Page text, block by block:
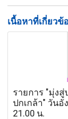
เนื้อหาที่เกี่ยวข้
รายการ "มุ่ง
ปกเกล้า" วันอั
21.00 น.